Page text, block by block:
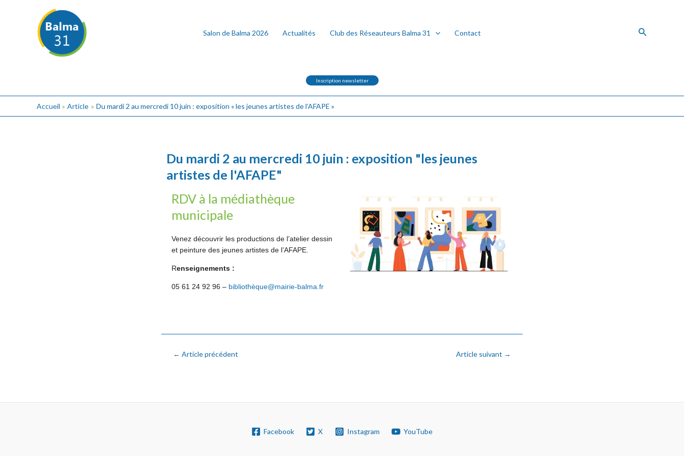
Salon de Balma 2026 Actualités Club des Réseauteurs Balma 31 Contact
Inscription newsletter
Accueil Article Du mardi 2 au mercredi 10 juin : exposition « les jeunes artistes de l’AFAPE »
Du mardi 2 au mercredi 10 juin : exposition "les jeunes
artistes de l'AFAPE"
RDV à la médiathèque
municipale
Venez découvrir les productions de l’atelier dessin
et peinture des jeunes artistes de l’AFAPE.
Renseignements :
05 61 24 92 96 – bibliothèque@mairie-balma.fr
← Article précédent Article suivant →
Facebook X Instagram YouTube